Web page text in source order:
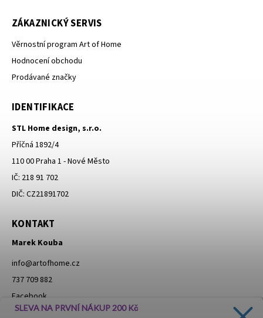
ZÁKAZNICKÝ SERVIS
Věrnostní program Art of Home
Hodnocení obchodu
Prodávané značky
IDENTIFIKACE
STL Home design, s.r.o.
Příčná 1892/4
110 00 Praha 1 - Nové Město
IČ: 218 91 702
DIČ: CZ21891702
KONTAKT
Marek Kouba
info@artofhome.cz
737 709 882
Facebook
Instagram
SLEVA NA PRVNÍ NÁKUP 200 Kč